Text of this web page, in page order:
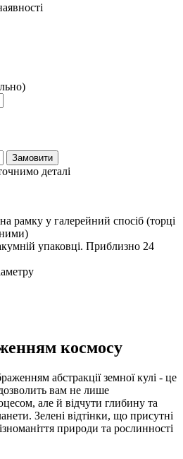
Замовити
деталі
рамку у галерейний спосіб (торці
упаковці. Приблизно 24
космосу
абстракції земної кулі - це
вам не лише
але й відчути глибину та
Зелені відтінки, що присутні
природи та рослинності